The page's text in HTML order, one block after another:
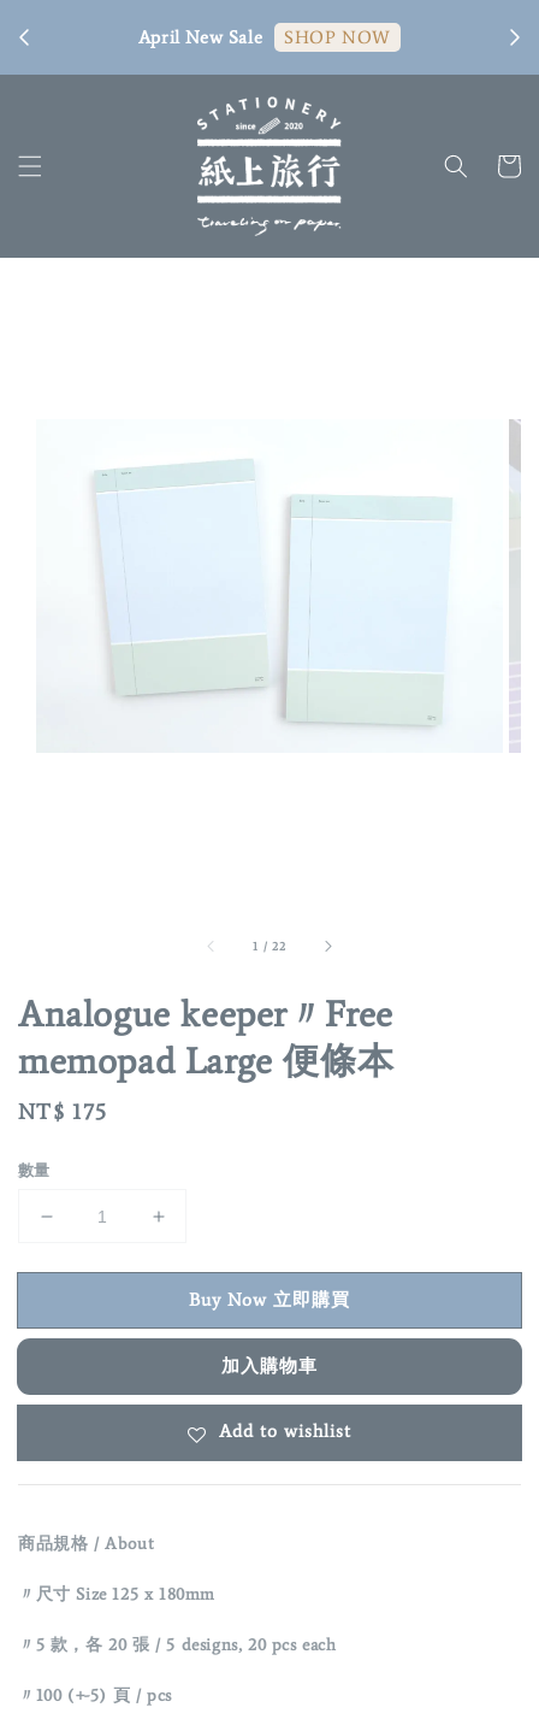
April New Sale SHOP NOW
1 /22
Analogue keeper〃Free
memopad Large 便條本
Regular
NT$ 175
數量
Buy Now 立即購買
加入購物車
Add to wishlist
商品規格 / About
〃尺寸 Size 125 x 180mm
〃5 款，各 20 張 / 5 designs, 20 pcs each
〃 100 (+-5) 頁 / pcs